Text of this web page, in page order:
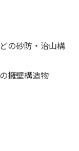
の砂防・治山構
擁壁構造物